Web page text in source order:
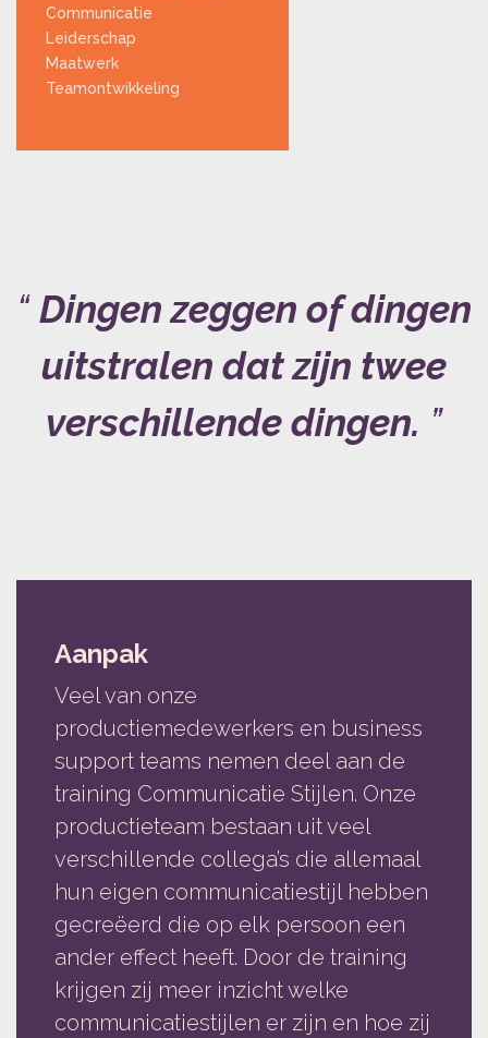
Communicatie
Leiderschap
Maatwerk
Teamontwikkeling
Dingen zeggen of dingen
uitstralen dat zijn twee
verschillende dingen.
Aanpak
Veel van onze
productiemedewerkers en business
support teams nemen deel aan de
training Communicatie Stijlen. Onze
productieteam bestaan uit veel
verschillende collega’s die allemaal
hun eigen communicatiestijl hebben
gecreëerd die op elk persoon een
ander effect heeft. Door de training
krijgen zij meer inzicht welke
communicatiestijlen er zijn en hoe zij